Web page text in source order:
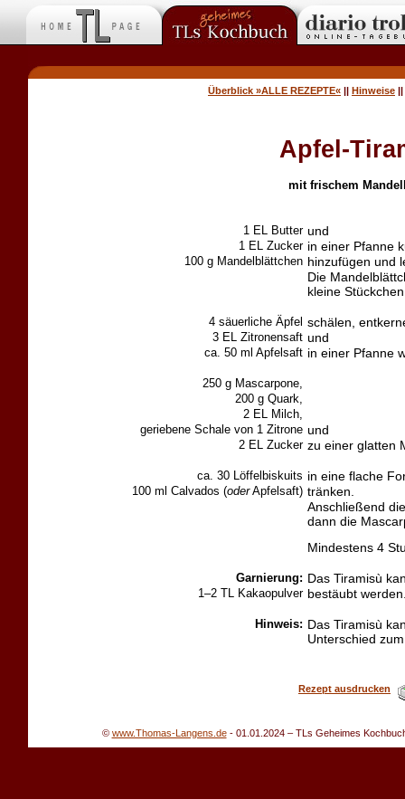
Überblick »ALLE REZEPTE« || Hinweise ||
Apfel-
mit frischem
1 EL Butter und
1 EL Zucker in einer Pfanne
100 g Mandelblättchen hinzufügen und
Die
kleine
4 säuerliche Äpfel schälen,
3 EL Zitronensaft und
ca. 50 ml Apfelsaft in einer Pfanne
250 g Mascarpone,
200 g Quark,
2 EL Milch,
geriebene Schale von 1 Zitrone und
2 EL Zucker zu einer glatten
ca. 30 Löffelbiskuits in eine flache
100 ml Calvados (oderApfelsaft) tränken.
Anschließend
dann die
Mindestens 4
Garnierung: Das Tiramisù
1–2 TL Kakaopulver bestäubt
Hinweis: Das Tiramisù
Unterschied
Rezept ausdrucken
© www.Thomas-Langens.de- 01.01.2024– TLs Geheimes